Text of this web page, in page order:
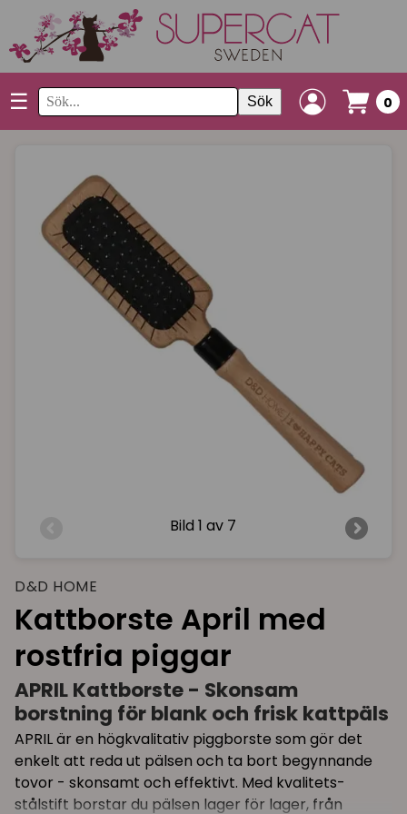
☰ Sök 0
Bild1 av 7
D&D HOME
Kattborste April med
rostfria piggar
APRIL Kattborste - Skonsam
borstning för blank och frisk kattpäls
APRIL är en högkvalitativ piggborste som gör det
enkelt att reda ut pälsen och ta bort begynnande
tovor - skonsamt och effektivt. Med kvalitets-
stålstift borstar du pälsen lager för lager, från